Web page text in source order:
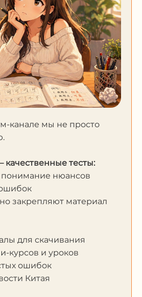
канале мы не просто
тесты:
нюансов
закрепляют материал
для скачивания
курсов и уроков
ошибок
Китая